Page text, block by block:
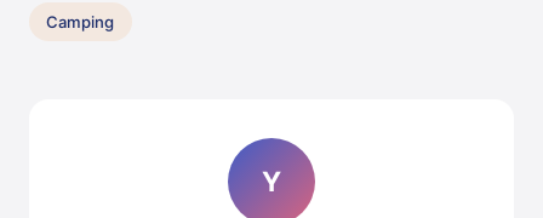
Camping
Y